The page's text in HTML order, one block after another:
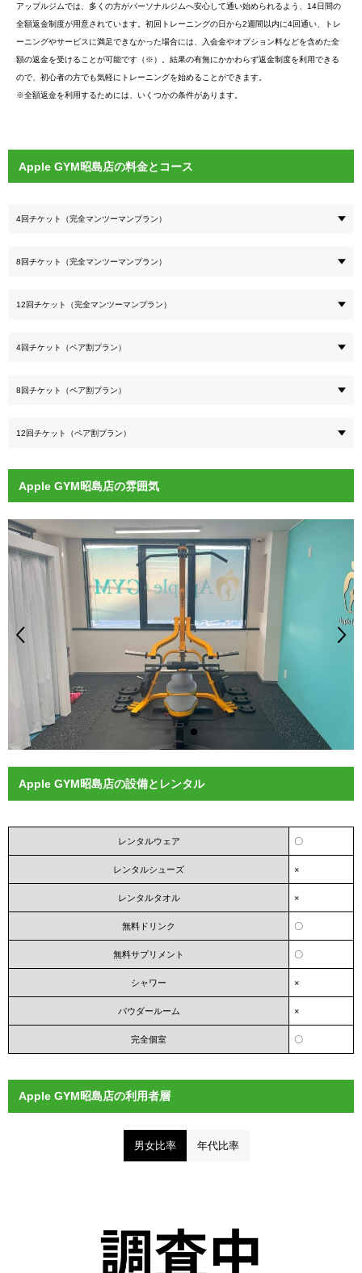
アップルジムでは、多くの方がパーソナルジムへ安心して通い始められるよう、14日間の
全額返金制度が用意されています。初回トレーニングの日から2週間以内に4回通い、トレ
ーニングやサービスに満足できなかった場合には、入会金やオプション料などを含めた全
額の返金を受けることが可能です（※）。結果の有無にかかわらず返金制度を利用できる
ので、初心者の方でも気軽にトレーニングを始めることができます。
※全額返金を利用するためには、いくつかの条件があります。
Apple GYM昭島店の料金とコース
4回チケット（完全マンツーマンプラン）
8回チケット（完全マンツーマンプラン）
12回チケット（完全マンツーマンプラン）
4回チケット（ペア割プラン）
8回チケット（ペア割プラン）
12回チケット（ペア割プラン）
Apple GYM昭島店の雰囲気
Apple GYM昭島店の設備とレンタル
レンタルウェア 〇
レンタルシューズ ×
レンタルタオル ×
無料ドリンク 〇
無料サプリメント 〇
シャワー ×
パウダールーム ×
完全個室 〇
Apple GYM昭島店の利用者層
男女比率 年代比率